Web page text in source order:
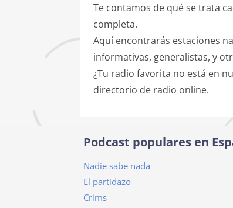
Te contamos de qué se trata
completa.
Aquí encontrarás estaciones
informativas, generalistas, y
¿Tu radio favorita no está en
directorio de radio online.
Podcast populares en
Nadie sabe nada
El partidazo
Crims